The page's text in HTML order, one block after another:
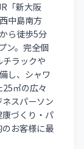
「新大阪
中島南方
ら徒歩5分
ン。完全個
ラックや
し、シャワ
㎡の広々
スパーソン
づくり・パ
お客様に最